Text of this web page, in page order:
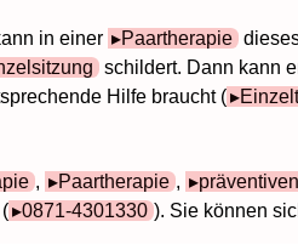
in einer Paartherapie
schildert. Dann kann
Hilfe braucht (
, Paartherapie ,
0871-4301330 ). Sie können